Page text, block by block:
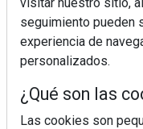
seguimiento pueden
experiencia de
personalizados.
¿Qué son las
Las cookies son